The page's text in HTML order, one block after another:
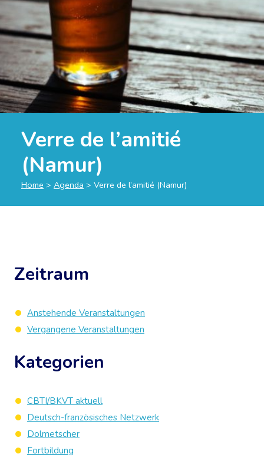
Verre de l’amitié
(Namur)
Home > Agenda > Verre de l’amitié (Namur)
Zeitraum
Anstehende Veranstaltungen
Vergangene Veranstaltungen
Kategorien
CBTI/BKVT aktuell
Deutsch-französisches Netzwerk
Dolmetscher
Fortbildung